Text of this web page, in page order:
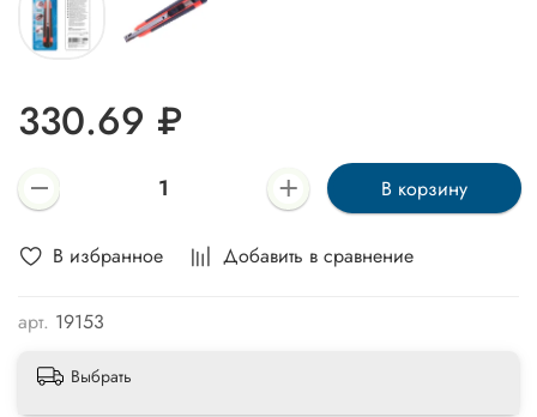
В избранное Добавить в сравнение
арт. 19153
330.69 ₽
В корзину
Выбрать